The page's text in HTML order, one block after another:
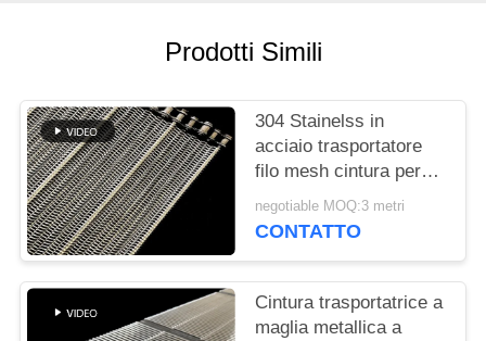
PRIVACY
POLICY
Prodotti Simili
304 Stainelss in
acciaio trasportatore
filo mesh cintura per
lavatrice vegetale
negotiable MOQ:3 metri
CONTATTO
Cintura trasportatrice a
maglia metallica a